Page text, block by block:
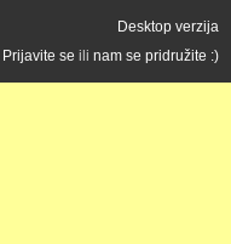
Desktop verzija
Prijavite se ili nam se pridružite :)